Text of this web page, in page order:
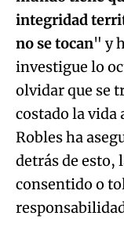
integridad
no se tocan" y
investigue lo
olvidar que se
costado la vida
Robles ha
detrás de esto,
consentido o